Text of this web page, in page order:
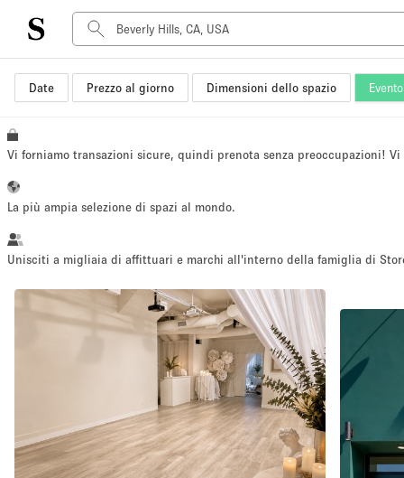
Date Prezzo al giorno Dimensioni dello spazio
Tipo di spazio Acquista Condividi
Boutique/negozio
Sala conferenze
Salone
Spazio hall
Spazio pubblicitario
Stand / Bancarella
Studio fotografico / riprese
Vi forniamo transazioni sicure, quindi prenota senza preoccupazioni!
La più ampia selezione di spazi al mondo.
Unisciti a migliaia di affittuari e marchi all'interno della famiglia di